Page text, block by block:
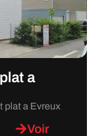
a
plat a Evreux
Voir